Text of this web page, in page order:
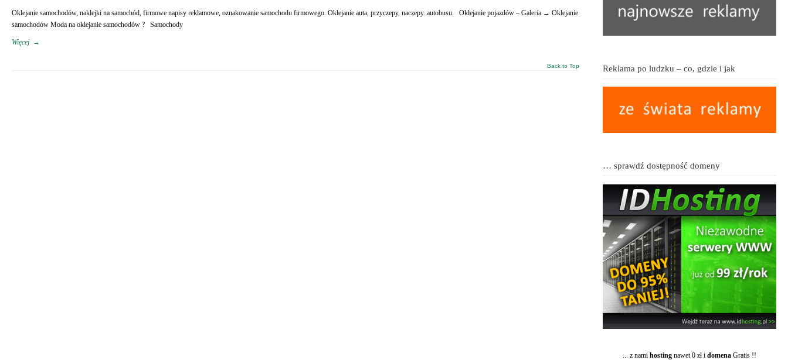
Oklejanie samochodów, naklejki na samochód, firmowe napisy reklamowe, oznakowanie samochodu firmowego. Oklejanie auta, przyczepy, naczepy. autobusu. Oklejanie pojazdów – Galeria → Oklejanie
samochodów Moda na oklejanie samochodów ? Samochody
Więcej →
Back to Top Reklama po ludzku – co, gdzie i jak
… sprawdź dostępność domeny
... z nami hosting nawet 0 zł i domena Gratis !!